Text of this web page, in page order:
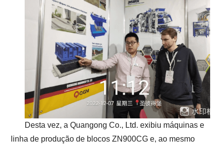
Desta vez, a Quangong Co., Ltd. exibiu máquinas e
linha de produção de blocos ZN900CG e, ao mesmo